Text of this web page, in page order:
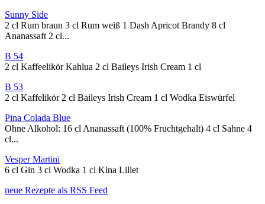
Sunny Side
2 cl Rum braun 3 cl Rum weiß 1 Dash Apricot Brandy 8 cl
Ananassaft 2 cl...
B 54
2 cl Kaffeelikör Kahlua 2 cl Baileys Irish Cream 1 cl
B 53
2 cl Kaffelikör 2 cl Baileys Irish Cream 1 cl Wodka Eiswürfel
Pina Colada Blue
Ohne Alkohol: 16 cl Ananassaft (100% Fruchtgehalt) 4 cl Sahne 4
cl...
Vesper Martini
6 cl Gin 3 cl Wodka 1 cl Kina Lillet
neue Rezepte als RSS Feed